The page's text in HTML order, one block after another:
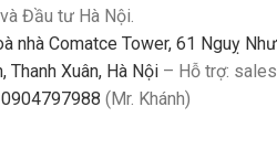
Đầu tư Hà Nội.
nhà Comatce Tower, 61 Nguỵ Như
Thanh Xuân, Hà Nội – Hỗ trợ: sales
0904797988 (Mr. Khánh)